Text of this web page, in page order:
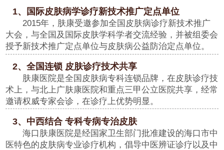
1、国际皮肤病学诊疗新技术推广定点单位
2015年，肤康受邀参加全国皮肤病诊疗新技术推广
大会，与全国及国际皮肤学科学者交流经验，并被组委会
授予新技术推广定点单位与皮肤病公益防治定点单位。
2、全国连锁 皮肤诊疗技术共享
肤康医院是全国皮肤病专科连锁品牌，在皮肤诊疗技
术上，与北上广肤康医院和重点三甲公立医院共享，经常
邀请权威专家会诊，在诊疗上优势明显。
3、中西结合 专科专病专治皮肤
海口肤康医院是经国家卫生部门批准建设的海口市中
医特色的皮肤病专业诊疗机构，倡导中医辨证诊疗以及中